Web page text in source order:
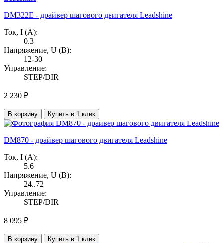
DM322E - драйвер шагового двигателя Leadshine
Ток, I (А):
0.3
Напряжение, U (В):
12-30
Управление:
STEP/DIR
2 230 ₽
В корзину Купить в 1 клик
DM870 - драйвер шагового двигателя Leadshine
Ток, I (А):
5.6
Напряжение, U (В):
24..72
Управление:
STEP/DIR
8 095 ₽
В корзину Купить в 1 клик